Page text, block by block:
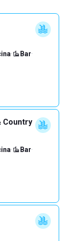
· Bar·
Country
· Bar·